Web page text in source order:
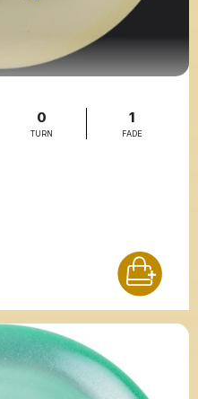
0
TURN
1
FADE